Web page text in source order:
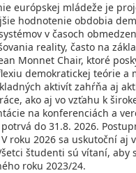
európskej mládeže je
hodnotenie obdobia
v časoch
reality, často na
Monnet Chair, ktoré
demokratickej teórie
aktivít zahŕňa aj
ako aj vo vzťahu k
na konferenciách a
do 31.8. 2026.
roku 2026 sa uskutoční
študenti sú vítaní,
roku 2023/24.